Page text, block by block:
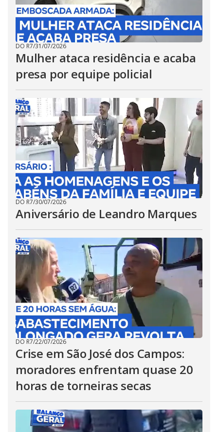
DO R7/31/07/2026
Mulher ataca residência e acaba
presa por equipe policial
DO R7/30/07/2026
Aniversário de Leandro Marques
DO R7/22/07/2026
Crise em São José dos Campos:
moradores enfrentam quase 20
horas de torneiras secas